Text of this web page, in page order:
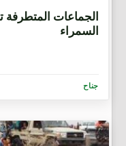
السمراء
جناح